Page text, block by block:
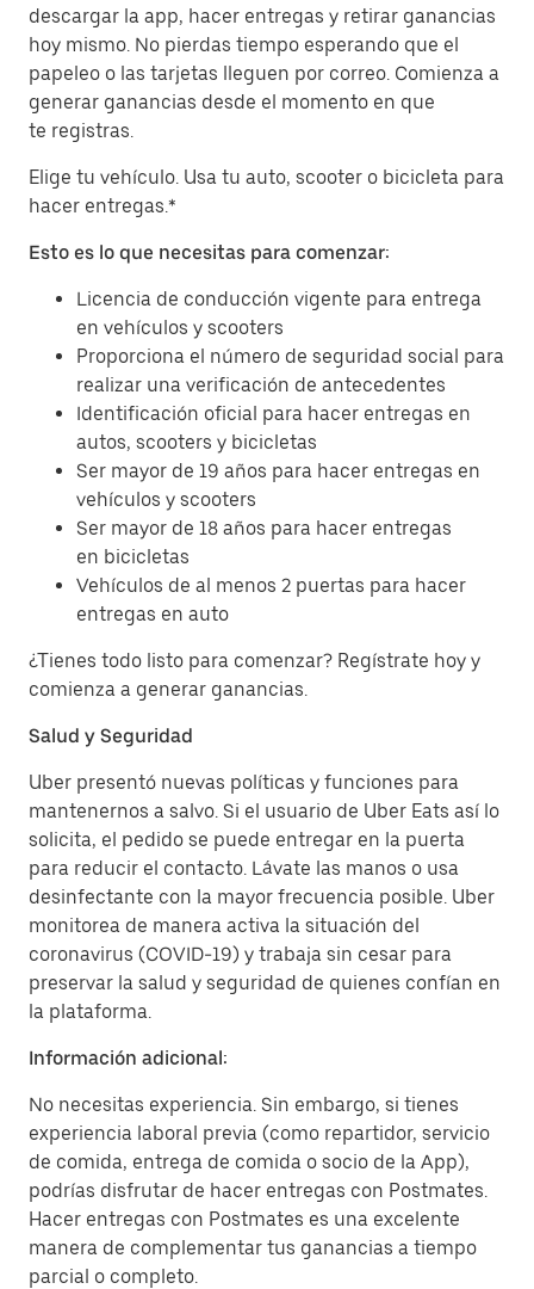
descargar la app, hacer entregas y retirar ganancias
hoy mismo. No pierdas tiempo esperando que el
papeleo o las tarjetas lleguen por correo. Comienza a
generar ganancias desde el momento en que
te registras.
Elige tu vehículo. Usa tu auto, scooter o bicicleta para
hacer entregas.*
Esto es lo que necesitas para comenzar:
Licencia de conducción vigente para entrega
en vehículos y scooters
Proporciona el número de seguridad social para
realizar una verificación de antecedentes
Identificación oficial para hacer entregas en
autos, scooters y bicicletas
Ser mayor de 19 años para hacer entregas en
vehículos y scooters
Ser mayor de 18 años para hacer entregas
en bicicletas
Vehículos de al menos 2 puertas para hacer
entregas en auto
¿Tienes todo listo para comenzar? Regístrate hoy y
comienza a generar ganancias.
Salud y Seguridad
Uber presentó nuevas políticas y funciones para
mantenernos a salvo. Si el usuario de Uber Eats así lo
solicita, el pedido se puede entregar en la puerta
para reducir el contacto. Lávate las manos o usa
desinfectante con la mayor frecuencia posible. Uber
monitorea de manera activa la situación del
coronavirus (COVID-19) y trabaja sin cesar para
preservar la salud y seguridad de quienes confían en
la plataforma.
Información adicional:
No necesitas experiencia. Sin embargo, si tienes
experiencia laboral previa (como repartidor, servicio
de comida, entrega de comida o socio de la App),
podrías disfrutar de hacer entregas con Postmates.
Hacer entregas con Postmates es una excelente
manera de complementar tus ganancias a tiempo
parcial o completo.